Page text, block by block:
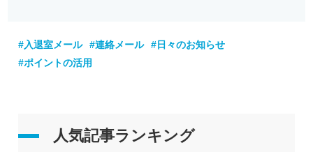
#入退室メール #連絡メール
#日々のお知らせ
#ポイントの活用
人気記事ランキング